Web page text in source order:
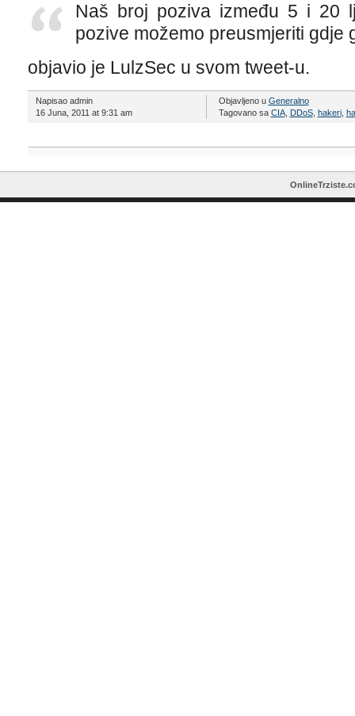
Naš broj poziva između 5 i 20
pozive možemo preusmjeriti gdje
objavio je LulzSec u svom tweet-u.
Napisao admin
16 Juna, 2011 at 9:31 am
Objavljeno u Generalno
Tagovano sa CIA, DDoS, hakeri,